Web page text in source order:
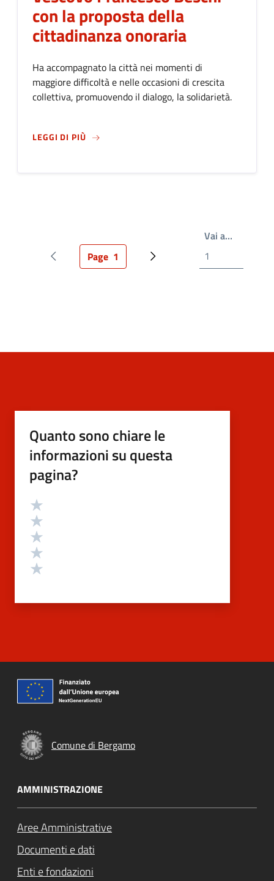
con la proposta della
cittadinanza onoraria
Ha accompagnato la città nei momenti di
maggiore difficoltà e nelle occasioni di crescita
collettiva, promuovendo il dialogo, la solidarietà.
LEGGI DI PIÙSULA CITTÀ RENDE OMAGGIO AL VESCOVO
Pagina precedentePagina attuale
Page 1 Prossima pagina
Vai a…Write the
Quanto sono chiare le
informazioni su questa
pagina?
Valutazione
Comune di Bergamo
AMMINISTRAZIONE
Aree Amministrative
Documenti e dati
Enti e fondazioni